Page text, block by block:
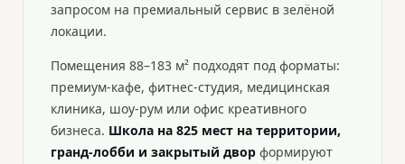
запросом на премиальный сервис в зелёной
локации.
Помещения 88–183 м² подходят под форматы:
премиум-кафе, фитнес-студия, медицинская
клиника, шоу-рум или офис креативного
бизнеса. Школа на 825 мест на территории,
гранд-лобби и закрытый двор формируют